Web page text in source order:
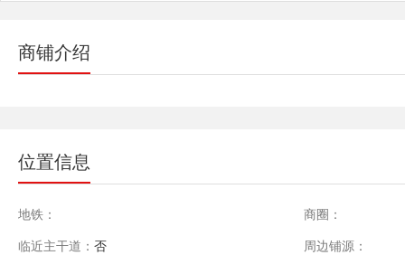
商铺介绍
位置信息
地铁：
商圈：
临近主干道： 否 周边铺源：